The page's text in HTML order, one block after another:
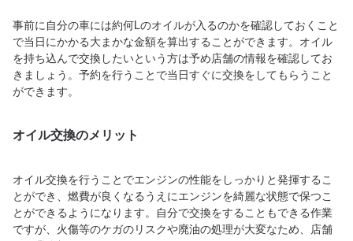
事前に自分の車には約何Lのオイルが入るのかを確認しておくこと
で当日にかかる大まかな金額を算出することができます。オイル
を持ち込んで交換したいという方は予め店舗の情報を確認してお
きましょう。予約を行うことで当日すぐに交換をしてもらうこと
ができます。
オイル交換のメリット
オイル交換を行うことでエンジンの性能をしっかりと発揮するこ
とができ、燃費が良くなるうえにエンジンを綺麗な状態で保つこ
とができるようになります。自分で交換をすることもできる作業
ですが、火傷等のケガのリスクや廃油の処理が大変なため、店舗